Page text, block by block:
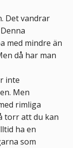
Det vandrar
med mindre än
då har man
inte
Men
rimliga
torr att du kan
ha en
som